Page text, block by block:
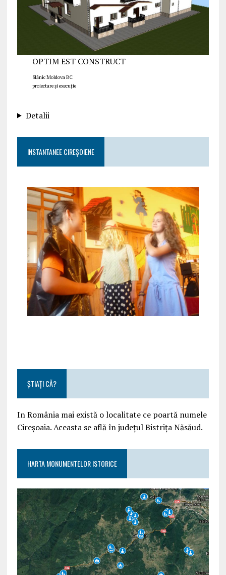
OPTIM EST CONSTRUCT
Slănic Moldova BC
proiectare și execuție
Detalii
INSTANTANEE CIREȘOIENE
ȘTIAȚI CĂ?
In România mai există o localitate ce poartă numele
Cireșoaia. Aceasta se află în județul Bistrița Năsăud.
HARTA MONUMENTELOR ISTORICE